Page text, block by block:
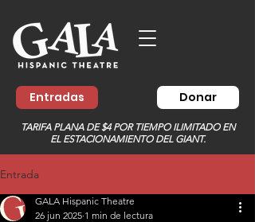
Entradas Donar
TARIFA PLANA DE $4 POR TIEMPO ILIMITADO EN
EL ESTACIONAMIENTO DEL GIANT.
Entrada
GALA Hispanic Theatre
26 jun 2025 1 min de lectura